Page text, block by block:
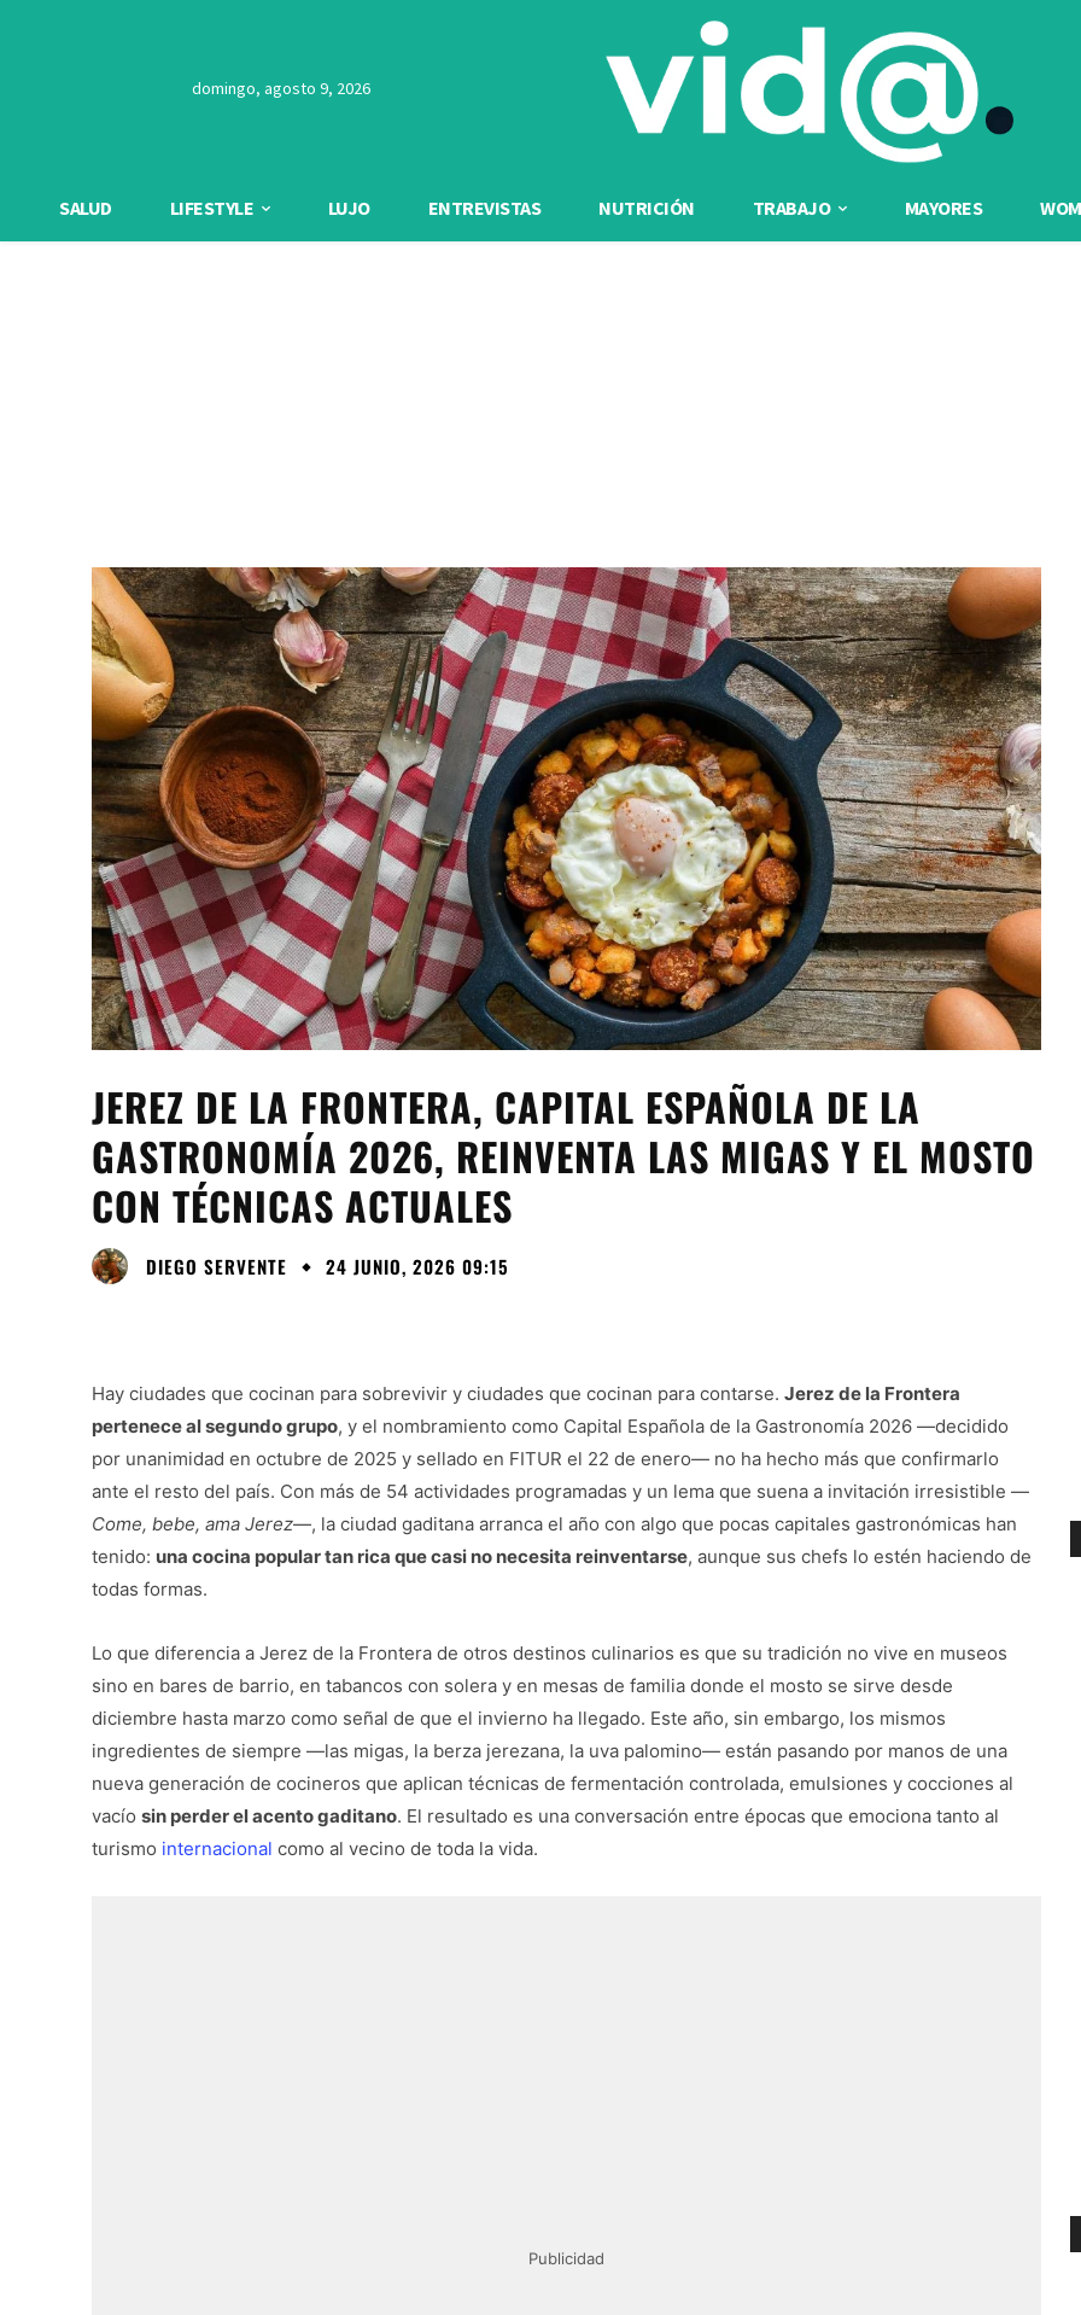
domingo, agosto 9, 2026
SALUD LIFESTYLE LUJO ENTREVISTAS NUTRICIÓN TRABAJO MAYORES
JEREZ DE LA FRONTERA, CAPITAL ESPAÑOLA DE LA
GASTRONOMÍA 2026, REINVENTA LAS MIGAS Y EL MOSTO
CON TÉCNICAS ACTUALES
DIEGO SERVENTE 24 JUNIO, 2026 09:15
Hay ciudades que cocinan para sobrevivir y ciudades que cocinan para contarse. Jerez de la Frontera
pertenece al segundo grupo, y el nombramiento como Capital Española de la Gastronomía 2026 —decidido
por unanimidad en octubre de 2025 y sellado en FITUR el 22 de enero— no ha hecho más que confirmarlo
ante el resto del país. Con más de 54 actividades programadas y un lema que suena a invitación irresistible —
Come, bebe, ama Jerez—, la ciudad gaditana arranca el año con algo que pocas capitales gastronómicas han
tenido: una cocina popular tan rica que casi no necesita reinventarse, aunque sus chefs lo estén haciendo de
todas formas.
Lo que diferencia a Jerez de la Frontera de otros destinos culinarios es que su tradición no vive en museos
sino en bares de barrio, en tabancos con solera y en mesas de familia donde el mosto se sirve desde
diciembre hasta marzo como señal de que el invierno ha llegado. Este año, sin embargo, los mismos
ingredientes de siempre —las migas, la berza jerezana, la uva palomino— están pasando por manos de una
nueva generación de cocineros que aplican técnicas de fermentación controlada, emulsiones y cocciones al
vacío sin perder el acento gaditano. El resultado es una conversación entre épocas que emociona tanto al
turismo internacional como al vecino de toda la vida.
Publicidad